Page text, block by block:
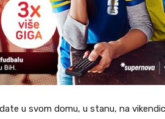
u svom domu, u stanu, na